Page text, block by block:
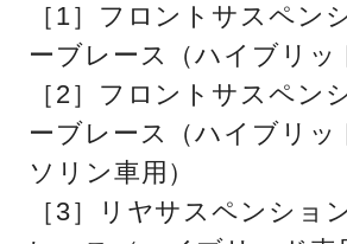
［1］フロントサスペン
ーブレース（ハイブリッ
［2］フロントサスペン
ーブレース（ハイブリッ
ソリン車用）
［3］リヤサスペンショ